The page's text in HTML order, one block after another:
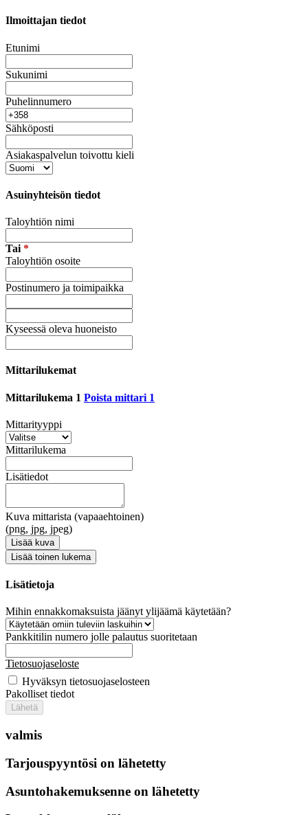
Ilmoittajan tiedot
Etunimi
Sukunimi
Puhelinnumero
Sähköposti
Asiakaspalvelun toivottu kieli
Asuinyhteisön tiedot
Taloyhtiön nimi
Tai *
Taloyhtiön osoite
Postinumero ja toimipaikka
Kyseessä oleva huoneisto
Mittarilukemat
Mittarilukema 1 Poista mittari 1
Mittarityyppi
Mittarilukema
Lisätiedot
Kuva mittarista (vapaaehtoinen)
(png, jpg, jpeg)
Lisää kuva
Lisää toinen lukema
Lisätietoja
Mihin ennakkomaksuista jäänyt ylijäämä käytetään?
Pankkitilin numero jolle palautus suoritetaan
Tietosuojaseloste
Hyväksyn tietosuojaselosteen
Pakolliset tiedot
Lähetä
valmis
Tarjouspyyntösi on lähetetty
Asuntohakemuksenne on lähetetty